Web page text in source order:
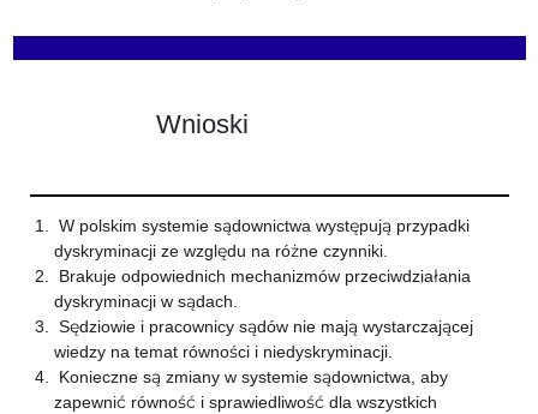
Wnioski
W polskim systemie sądownictwa występują przypadki
dyskryminacji ze względu na różne czynniki.
Brakuje odpowiednich mechanizmów przeciwdziałania
dyskryminacji w sądach.
Sędziowie i pracownicy sądów nie mają wystarczającej
wiedzy na temat równości i niedyskryminacji.
Konieczne są zmiany w systemie sądownictwa, aby
zapewnić równość i sprawiedliwość dla wszystkich